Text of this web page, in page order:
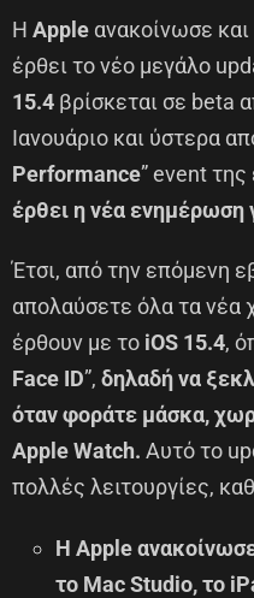
Η Apple ανακοίνωσε
έρθει το νέο μεγάλο
15.4 βρίσκεται σε beta
Ιανουάριο και ύστερα
Performance” event της
έρθει η νέα ενημέρωση
Έτσι, από την επόμενη
απολαύσετε όλα τα νέα
έρθουν με το iOS 15.4,
Face ID”, δηλαδή να
όταν φοράτε μάσκα,
Apple Watch. Αυτό το
πολλές λειτουργίες,
Η Apple
το Mac Studio, το